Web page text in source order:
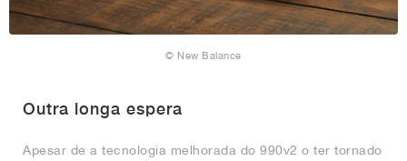
© New Balance
Outra longa espera
Apesar de a tecnologia melhorada do 990v2 o ter tornado